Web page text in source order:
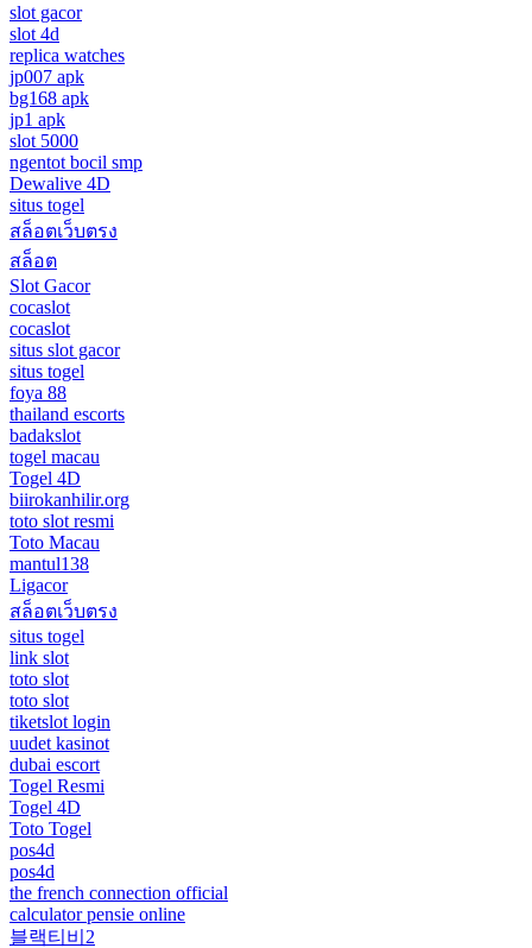
slot gacor
slot 4d
replica watches
jp007 apk
bg168 apk
jp1 apk
slot 5000
ngentot bocil smp
Dewalive 4D
situs togel
สล็อตเว็บตรง
สล็อต
Slot Gacor
cocaslot
cocaslot
situs slot gacor
situs togel
foya 88
thailand escorts
badakslot
togel macau
Togel 4D
biirokanhilir.org
toto slot resmi
Toto Macau
mantul138
Ligacor
สล็อตเว็บตรง
situs togel
link slot
toto slot
toto slot
tiketslot login
uudet kasinot
dubai escort
Togel Resmi
Togel 4D
Toto Togel
pos4d
pos4d
the french connection official
calculator pensie online
블랙티비2